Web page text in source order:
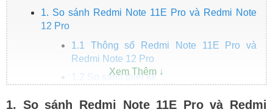
1. So sánh Redmi Note 11E Pro và Redmi Note
12 Pro
1.1 Thông số Redmi Note 11E Pro và
Redmi Note 12 Pro
1.2 So sánh thiết kế
1. So sánh Redmi Note 11E Pro và Redmi